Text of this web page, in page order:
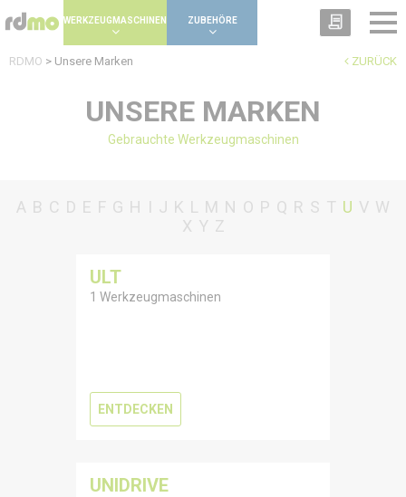
WERKZEUGMASCHINEN ZUBEHÖRE
ZURÜCK
RDMO > Unsere Marken
UNSERE MARKEN
Gebrauchte Werkzeugmaschinen
A B C D E F G H I J K L M N O P Q R S T U V W
X Y Z
ULT
1 Werkzeugmaschinen
ENTDECKEN
UNIDRIVE